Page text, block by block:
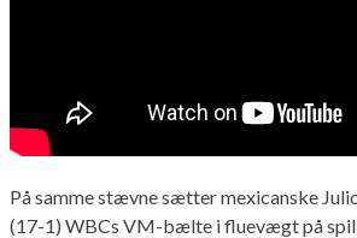
På samme stævne sætter mexicanske
(17-1) WBCs VM-bælte i fluevægt på spil